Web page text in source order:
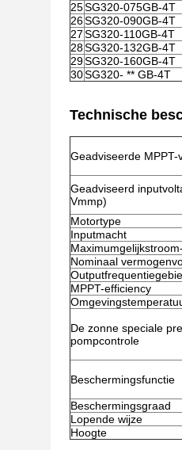
25SG320-075GB-4T
26SG320-090GB-4T
27SG320-110GB-4T
28SG320-132GB-4T
29SG320-160GB-4T
30SG320- ** GB-4T
Technische
Geadviseerde MPPT-
Geadviseerd
Vmmp)
Motortype
Inputmacht
Nominaal
MPPT-efficiency
De zonne speciale
pompcontrole
Beschermingsfunctie
Beschermingsgraad
Lopende wijze
Hoogte